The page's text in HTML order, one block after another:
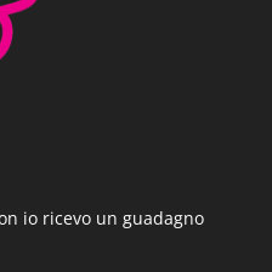
io ricevo un guadagno